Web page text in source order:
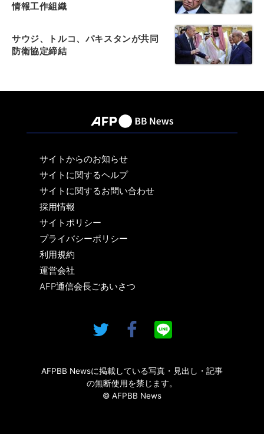
情報工作組織
サウジ、トルコ、パキスタンが共同
防衛協定締結
サイトからのお知らせ
サイトに関するヘルプ
サイトに関するお問い合わせ
採用情報
サイトポリシー
プライバシーポリシー
利用規約
運営会社
AFP通信会長ごあいさつ
AFPBB Newsに掲載している写真・見出し・記事
の無断使用を禁じます。
© AFPBB News